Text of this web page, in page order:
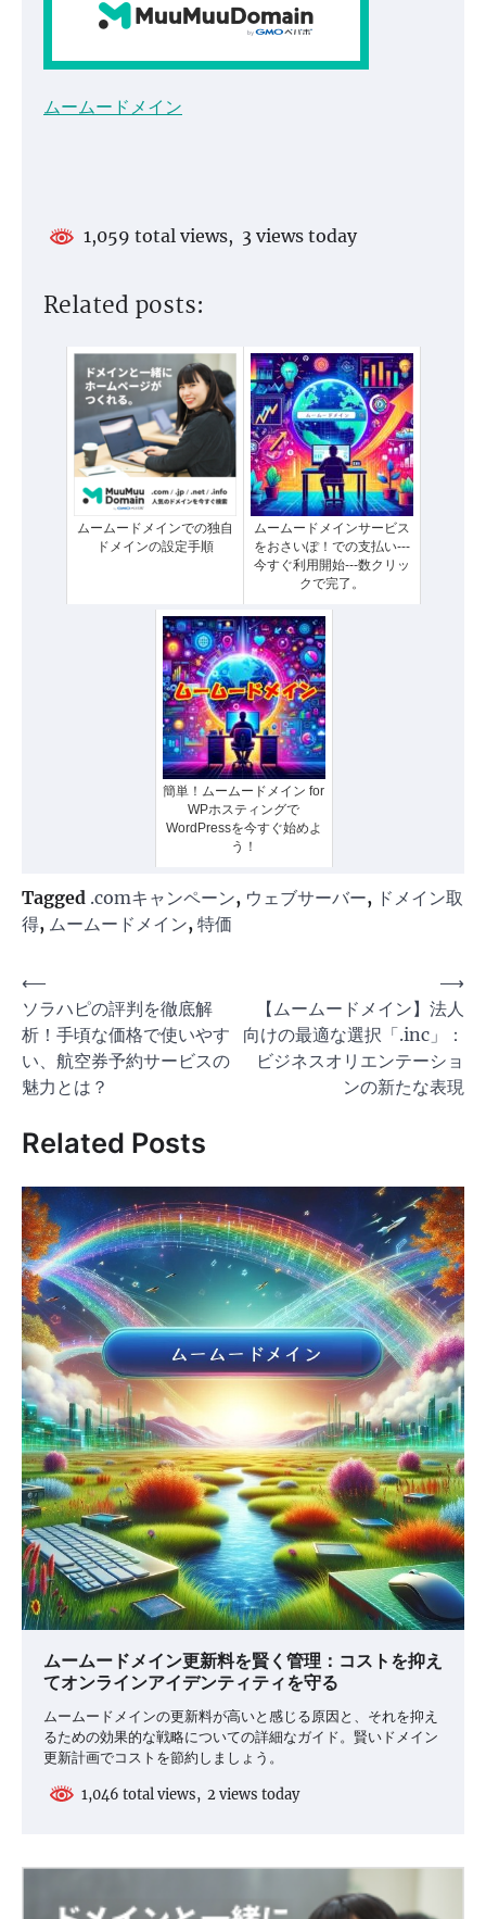
ムームードメイン
1,059 total views, 3 views today
Related posts:
ムームードメインでの独自
ドメインの設定手順
ムームードメインサービス
をおさいぽ！での支払い---
今すぐ利用開始---数クリッ
クで完了。
簡単！ムームードメイン for
WPホスティングで
WordPressを今すぐ始めよ
う！
Tagged .comキャンペーン, ウェブサーバー, ドメイン取
得, ムームードメイン, 特価
投
稿
ナ
ビ
ー
シ
ョ
ン
⟵
ソラハピの評判を徹底解
析！手頃な価格で使いやす
い、航空券予約サービスの
魅力とは？
【ムームードメイン】法人
向けの最適な選択「.inc」：
ビジネスオリエンテーショ
ンの新たな表現
⟶
Related Posts
ムームードメイン更新料を賢く管理：コストを抑え
てオンラインアイデンティティを守る
ムームードメインの更新料が高いと感じる原因と、それを抑え
るための効果的な戦略についての詳細なガイド。賢いドメイン
更新計画でコストを節約しましょう。
1,046 total views, 2 views today